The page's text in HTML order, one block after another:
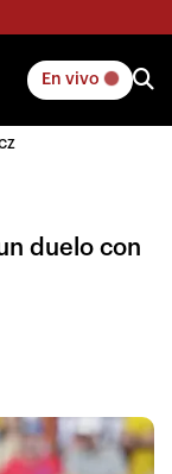
En vivo
duelo con